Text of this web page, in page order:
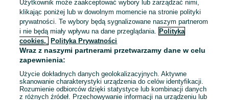
Kontynuuj przez konto Google
LUB
E-mail
Użytkownik może zaakceptować wybory lub zarządzać nimi,
klikając poniżej lub w dowolnym momencie na stronie polityki
prywatności. Te wybory będą sygnalizowane naszym partnerom
i nie będą miały wpływu na dane przeglądania.
Polityka
cookies,
Polityka Prywatności
Wraz z naszymi partnerami przetwarzamy dane w celu
zapewnienia:
Użycie dokładnych danych geolokalizacyjnych. Aktywne
skanowanie charakterystyki urządzenia do celów identyfikacji.
Rozumienie odbiorców dzięki statystyce lub kombinacji danych
z różnych źródeł. Przechowywanie informacji na urządzeniu lub